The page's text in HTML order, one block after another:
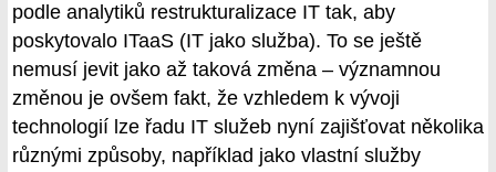
podle analytiků restrukturalizace IT tak, aby
poskytovalo ITaaS (IT jako služba). To se ještě
nemusí jevit jako až taková změna – významnou
změnou je ovšem fakt, že vzhledem k vývoji
technologií lze řadu IT služeb nyní zajišťovat několika
různými způsoby, například jako vlastní služby